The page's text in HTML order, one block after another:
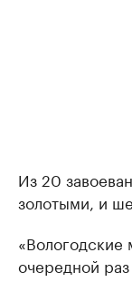
Из 20
золотыми, и
«Вологодские
очередной